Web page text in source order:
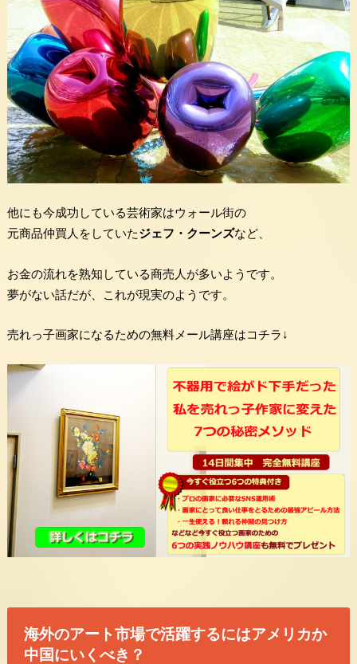
他にも今成功している芸術家はウォール街の
元商品仲買人をしていたジェフ・クーンズなど、
お金の流れを熟知している商売人が多いようです。
夢がない話だが、これが現実のようです。
売れっ子画家になるための無料メール講座はコチラ↓
海外のアート市場で活躍するにはアメリカか
中国にいくべき？